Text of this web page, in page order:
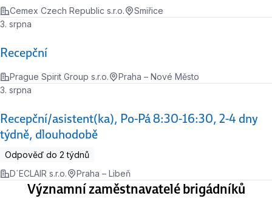
Cemex Czech Republic s.r.o.
Smiřice
Recepční
3. srpna
Prague Spirit Group s.r.o. Praha – Nové Město
Recepční/asistent(ka), Po-Pá 8:30-16:30, 2-4 dny
týdně, dlouhodobě
3. srpna
Odpověď do 2 týdnů
D´ECLAIR s.r.o.
Praha – Libeň
Významní zaměstnavatelé brigádníků